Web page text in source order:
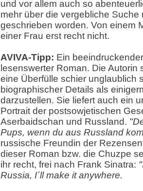
und vor allem auch so
mehr über die vergebliche Suche
geschrieben worden. Von einem
einer Frau erst recht nicht.
AVIVA-Tipp: Ein
lesenswerter Roman. Die Autorin
eine Überfülle schier unglaublich
biographischer Details als
darzustellen. Sie liefert auch ein
Portrait der postsowjetischen
Aserbaidschan und Russland.
Pups, wenn du aus Russland
russische Freundin der
dieser Roman bzw. die Chuzpe
ihr recht, frei nach Frank Sinatra:
Russia, I´ll make it anywhere.